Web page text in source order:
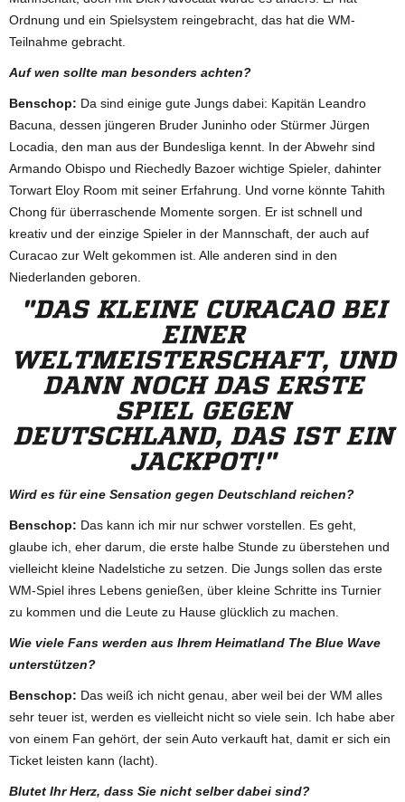
Ordnung und ein Spielsystem reingebracht, das hat die WM-
Teilnahme gebracht.
Auf wen sollte man besonders achten?
Benschop: Da sind einige gute Jungs dabei: Kapitän Leandro
Bacuna, dessen jüngeren Bruder Juninho oder Stürmer Jürgen
Locadia, den man aus der Bundesliga kennt. In der Abwehr sind
Armando Obispo und Riechedly Bazoer wichtige Spieler, dahinter
Torwart Eloy Room mit seiner Erfahrung. Und vorne könnte Tahith
Chong für überraschende Momente sorgen. Er ist schnell und
kreativ und der einzige Spieler in der Mannschaft, der auch auf
Curacao zur Welt gekommen ist. Alle anderen sind in den
Niederlanden geboren.
"DAS KLEINE CURACAO BEI
EINER
WELTMEISTERSCHAFT, UND
DANN NOCH DAS ERSTE
SPIEL GEGEN
DEUTSCHLAND, DAS IST EIN
JACKPOT!"
Wird es für eine Sensation gegen Deutschland reichen?
Benschop: Das kann ich mir nur schwer vorstellen. Es geht,
glaube ich, eher darum, die erste halbe Stunde zu überstehen und
vielleicht kleine Nadelstiche zu setzen. Die Jungs sollen das erste
WM-Spiel ihres Lebens genießen, über kleine Schritte ins Turnier
zu kommen und die Leute zu Hause glücklich zu machen.
Wie viele Fans werden aus Ihrem Heimatland The Blue Wave
unterstützen?
Benschop: Das weiß ich nicht genau, aber weil bei der WM alles
sehr teuer ist, werden es vielleicht nicht so viele sein. Ich habe aber
von einem Fan gehört, der sein Auto verkauft hat, damit er sich ein
Ticket leisten kann (lacht).
Blutet Ihr Herz, dass Sie nicht selber dabei sind?